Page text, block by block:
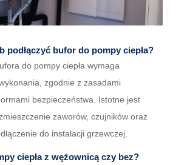
podłączyć bufor do pompy ciepła?
do pompy ciepła wymaga
zgodnie z zasadami
bezpieczeństwa. Istotne jest
zaworów, czujników oraz
do instalacji grzewczej.
ciepła z wężownicą czy bez?